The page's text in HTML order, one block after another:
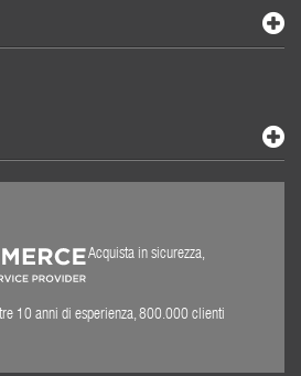
Acquista in sicurezza,
10 anni di esperienza, 800.000 clienti